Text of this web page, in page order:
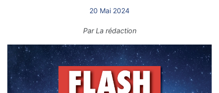
20 Mai 2024
ParLa rédaction